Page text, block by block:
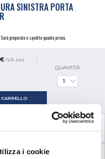
i cookie
SINISTRA PORTA
preparato e spedito quanto prima.
IVA incl.
QUANTITÀ